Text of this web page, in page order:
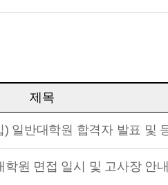
제목
원 면접 일시 및 고사장 안내